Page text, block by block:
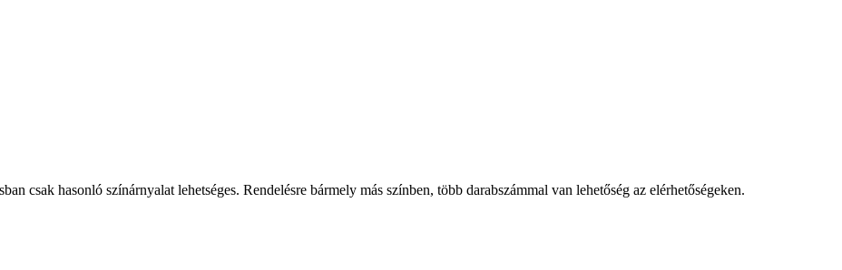
csak hasonló színárnyalat lehetséges. Rendelésre bármely más színben, több darabszámmal van lehetőség az elérhetőségeken.